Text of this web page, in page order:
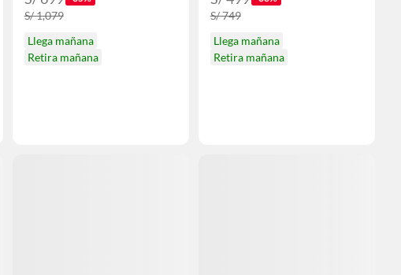
S/ 1,079
Llega mañana
Retira mañana
S/ 749
Llega mañana
Retira mañana